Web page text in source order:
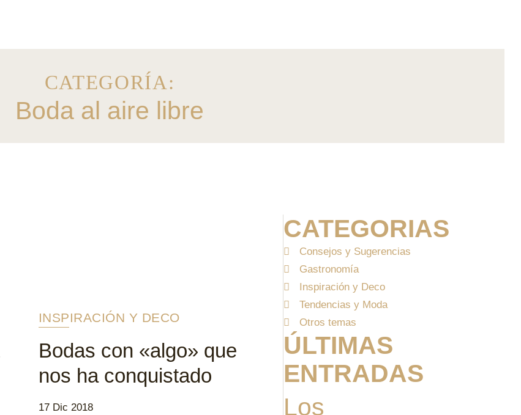
CATEGORÍA:
Boda al aire libre
INSPIRACIÓN Y DECO
Bodas con «algo» que
nos ha conquistado
17 Dic 2018
CATEGORIAS
Consejos y Sugerencias
Gastronomía
Inspiración y Deco
Tendencias y Moda
Otros temas
ÚLTIMAS
ENTRADAS
Los